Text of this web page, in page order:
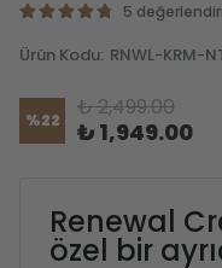
5
Ürün Kodu: RNWL-KRM-
%22 ₺ 2,499.00
₺ 1,949.00
Renewal
özel bir